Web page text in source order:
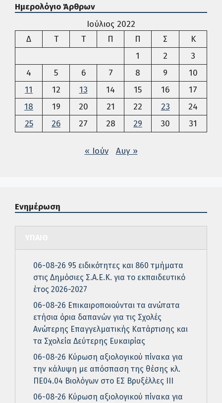
Ημερολόγιο Άρθρων
Ιούλιος 2022
ΔΔευτέρα
ΤΤρίτη ΤΤετάρτη
Π Πέμπτη
Π Παρασκευή
Σ Σάββατο
Κ
1
2
3
4
5 6 7 8 9
10
11
12 13 14 15 16
17
18
19 20 21 22 23
24
25
26 27 28 29 30 31
« Ιούν Αυγ »
Ενημέρωση
06-08-26 95 ειδικότητες και 860 τμήματα
στις Δημόσιες Σ.Α.Ε.Κ. για το εκπαιδευτικό
έτος 2026-2027
06-08-26 Επικαιροποιούνται τα ανώτατα
ετήσια όρια δαπανών για τις Σχολές
Ανώτερης Επαγγελματικής Κατάρτισης και
τα Σχολεία Δεύτερης Ευκαιρίας
06-08-26 Κύρωση αξιολογικού πίνακα για
την κάλυψη με απόσπαση της θέσης κλ.
ΠΕ04.04 Βιολόγων στο ΕΣ Βρυξέλλες ΙΙΙ
06-08-26 Κύρωση αξιολογικού πίνακα για